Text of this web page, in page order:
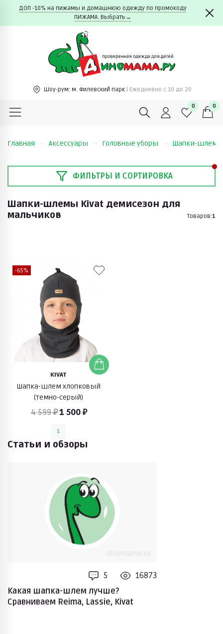
ДОП -10% на пижамы и домашнюю одежду по промокоду
ПИЖАМА. Выбрать→
Шоу-рум: м. Филевский парк | Ежедневно c 10 до 20
0 0
Главная Аксессуары Головные уборы Шапки-шлемы
ФИЛЬТРЫ И СОРТИРОВКА
Шапки-шлемы Kivat демисезон для
мальчиков
Товаров:1
-65%
KIVAT
Шапка-шлем хлопковый
(темно-серый)
4 599 ₽1 500 ₽
1
Статьи и обзоры
5
16873
Какая шапка-шлем лучше?
Сравниваем Reima, Lassie, Kivat